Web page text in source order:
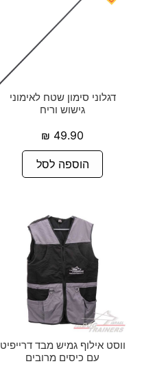
דגלוני סימון שטח לאימוני
גישוש וריח
49.90
₪
הוספה לסל
ווסט אילוף גמיש מבד דרייפיט
עם כיסים מרובים